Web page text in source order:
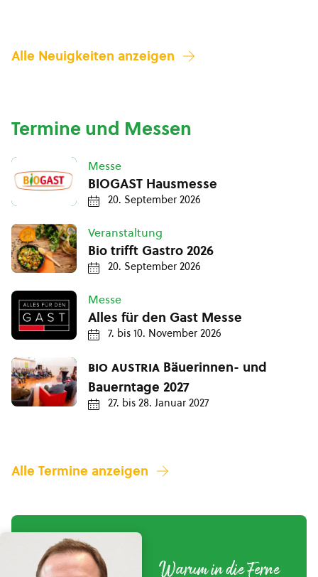
Alle Neuigkeiten anzeigen
Termine und Messen
Messe
BIOGAST Hausmesse
20. September 2026
Veranstaltung
Bio trifft Gastro 2026
20. September 2026
Messe
Alles für den Gast Messe
7. bis 10. November 2026
bio austria Bäuerinnen- und
Bauerntage 2027
27. bis 28. Januar 2027
Alle Termine anzeigen
Warum in die Ferne